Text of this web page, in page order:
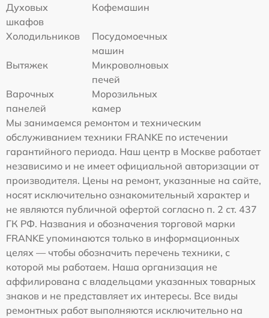
Духовых
шкафов
Кофемашин
Холодильников
Посудомоечных
машин
Вытяжек
Микроволновых
печей
Варочных
панелей
Морозильных
камер
Мы занимаемся ремонтом и техническим
обслуживанием техники FRANKE по истечении
гарантийного периода. Наш центр в Москве работает
независимо и не имеет официальной авторизации от
производителя. Цены на ремонт, указанные на сайте,
носят исключительно ознакомительный характер и
не являются публичной офертой согласно п. 2 ст. 437
ГК РФ. Названия и обозначения торговой марки
FRANKE упоминаются только в информационных
целях — чтобы обозначить перечень техники, с
которой мы работаем. Наша организация не
аффилирована с владельцами указанных товарных
знаков и не представляет их интересы. Все виды
ремонтных работ выполняются исключительно на